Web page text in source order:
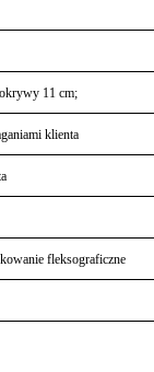
11 cm;
klienta
fleksograficzne